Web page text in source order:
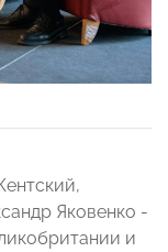
Яковенко -
и